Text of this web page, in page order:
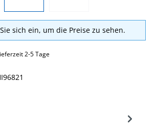
sich ein, um die Preise zu sehen.
2-5 Tage